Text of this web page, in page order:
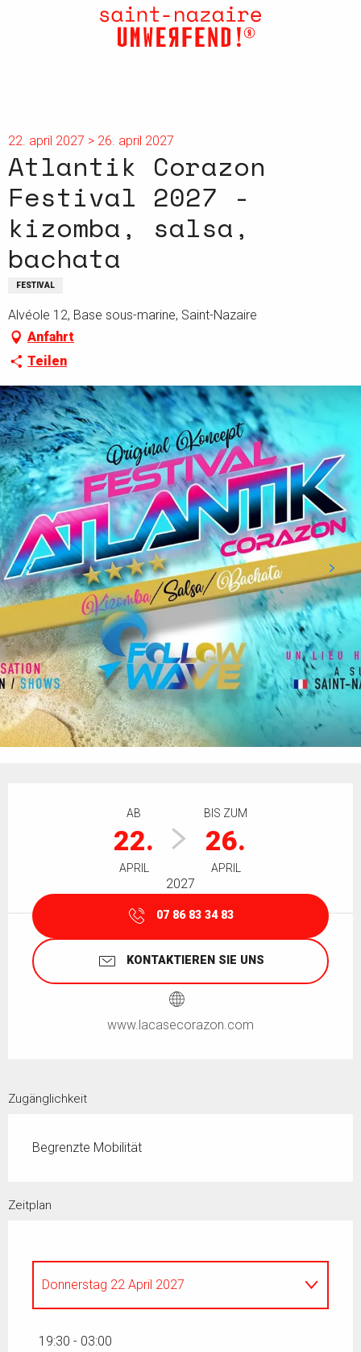
22. april 2027 > 26. april 2027
Atlantik Corazon
Festival 2027 -
kizomba, salsa,
bachata
FESTIVAL
Alvéole 12, Base sous-marine, Saint-Nazaire
Anfahrt
Teilen
AB
22.
APRIL
BIS ZUM
26.
APRIL
2027
07 86 83 34 83
KONTAKTIEREN SIE UNS
www.lacasecorazon.com
Zugänglichkeit
Begrenzte Mobilität
Zeitplan
Donnerstag 22 April 2027
19:30 - 03:00